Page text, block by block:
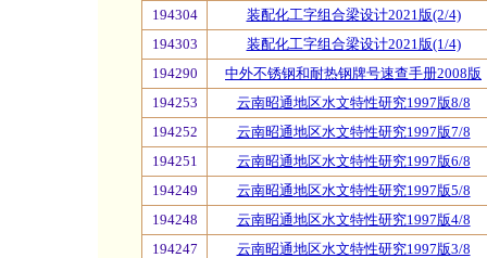
194304
装配化工字组合梁设计2021版(2/4)
194303
装配化工字组合梁设计2021版(1/4)
194290
中外不锈钢和耐热钢牌号速查手册2008版
194253
云南昭通地区水文特性研究1997版8/8
194252
云南昭通地区水文特性研究1997版7/8
194251
云南昭通地区水文特性研究1997版6/8
194249
云南昭通地区水文特性研究1997版5/8
194248
云南昭通地区水文特性研究1997版4/8
194247
云南昭通地区水文特性研究1997版3/8